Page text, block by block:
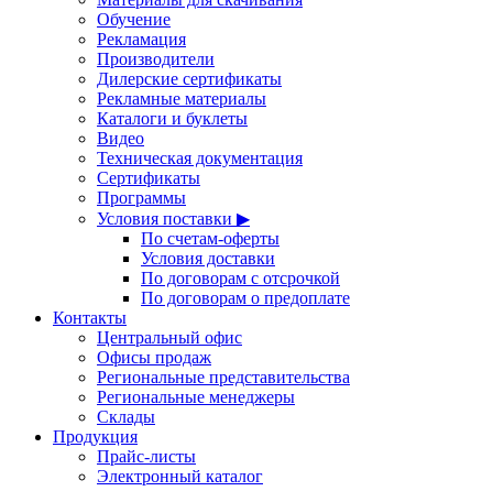
Обучение
Рекламация
Производители
Дилерские сертификаты
Рекламные материалы
Каталоги и буклеты
Видео
Техническая документация
Сертификаты
Программы
Условия поставки ▶
По счетам-оферты
Условия доставки
По договорам с отсрочкой
По договорам о предоплате
Контакты
Центральный офис
Офисы продаж
Региональные представительства
Региональные менеджеры
Склады
Продукция
Прайс-листы
Электронный каталог